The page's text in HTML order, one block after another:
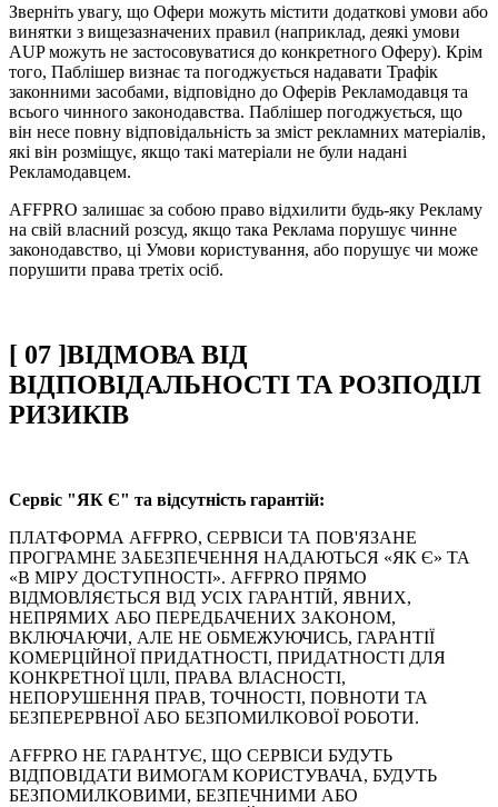
Зверніть увагу, що Офери можуть містити додаткові умови або
винятки з вищезазначених правил (наприклад, деякі умови
AUP можуть не застосовуватися до конкретного Оферу). Крім
того, Паблішер визнає та погоджується надавати Трафік
законними засобами, відповідно до Оферів Рекламодавця та
всього чинного законодавства. Паблішер погоджується, що
він несе повну відповідальність за зміст рекламних матеріалів,
які він розміщує, якщо такі матеріали не були надані
Рекламодавцем.
AFFPRO залишає за собою право відхилити будь-яку Рекламу
на свій власний розсуд, якщо така Реклама порушує чинне
законодавство, ці Умови користування, або порушує чи може
порушити права третіх осіб.
[ 07 ]ВІДМОВА ВІД
ВІДПОВІДАЛЬНОСТІ ТА РОЗПОДІЛ
РИЗИКІВ
Сервіс "ЯК Є" та відсутність гарантій:
ПЛАТФОРМА AFFPRO, СЕРВІСИ ТА ПОВ'ЯЗАНЕ
ПРОГРАМНЕ ЗАБЕЗПЕЧЕННЯ НАДАЮТЬСЯ «ЯК Є» ТА
«В МІРУ ДОСТУПНОСТІ». AFFPRO ПРЯМО
ВІДМОВЛЯЄТЬСЯ ВІД УСІХ ГАРАНТІЙ, ЯВНИХ,
НЕПРЯМИХ АБО ПЕРЕДБАЧЕНИХ ЗАКОНОМ,
ВКЛЮЧАЮЧИ, АЛЕ НЕ ОБМЕЖУЮЧИСЬ, ГАРАНТІЇ
КОМЕРЦІЙНОЇ ПРИДАТНОСТІ, ПРИДАТНОСТІ ДЛЯ
КОНКРЕТНОЇ ЦІЛІ, ПРАВА ВЛАСНОСТІ,
НЕПОРУШЕННЯ ПРАВ, ТОЧНОСТІ, ПОВНОТИ ТА
БЕЗПЕРЕРВНОЇ АБО БЕЗПОМИЛКОВОЇ РОБОТИ.
AFFPRO НЕ ГАРАНТУЄ, ЩО СЕРВІСИ БУДУТЬ
ВІДПОВІДАТИ ВИМОГАМ КОРИСТУВАЧА, БУДУТЬ
БЕЗПОМИЛКОВИМИ, БЕЗПЕЧНИМИ АБО